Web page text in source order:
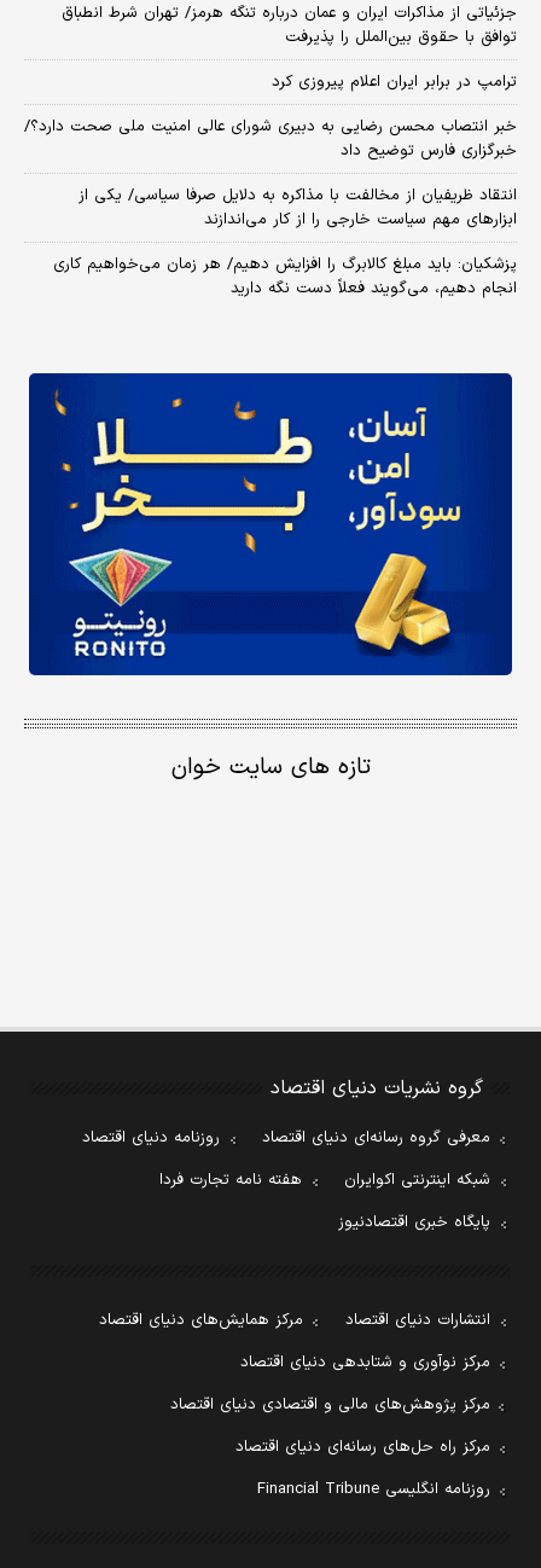
جزئیاتی از مذاکرات ایران و عمان درباره تنگه هرمز/ تهران شرط انطباق
توافق با حقوق بین‌الملل را پذیرفت
ترامپ در برابر ایران اعلام پیروزی کرد
خبر انتصاب محسن رضایی به دبیری شورای عالی امنیت ملی صحت دارد؟/
خبرگزاری فارس توضیح داد
انتقاد ظریفیان از مخالفت با مذاکره به دلایل صرفا سیاسی/ یکی از
ابزارهای مهم سیاست خارجی را از کار می‌اندازند
پزشکیان: باید مبلغ کالابرگ را افزایش دهیم/ هر زمان می‌خواهیم کاری
انجام دهیم، می‌گویند فعلاً دست نگه دارید
تازه های سایت خوان
گروه نشریات دنیای اقتصاد
معرفی گروه رسانه‌ای دنیای اقتصاد
روزنامه دنیای اقتصاد
شبکه اینترنتی اکوایران
هفته نامه تجارت فردا
پایگاه خبری اقتصادنیوز
انتشارات دنیای اقتصاد
مرکز همایش‌های دنیای اقتصاد
مرکز نوآوری و شتابدهی دنیای اقتصاد
مرکز پژوهش‌های مالی و اقتصادی دنیای اقتصاد
مرکز راه حل‌های رسانه‌ای دنیای اقتصاد
روزنامه انگلیسی Financial Tribune